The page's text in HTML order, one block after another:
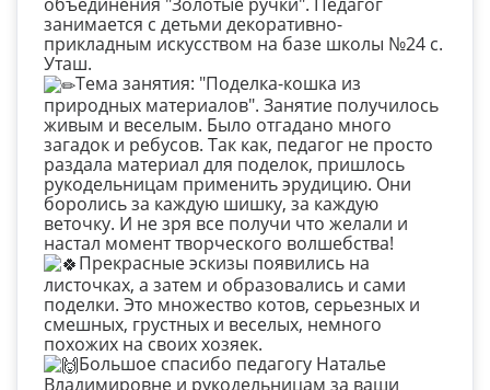
занимается с детьми декоративно-
прикладным искусством на базе школы №24 с.
Уташ.
Тема занятия: "Поделка-кошка из
природных материалов". Занятие получилось
живым и веселым. Было отгадано много
загадок и ребусов. Так как, педагог не просто
раздала материал для поделок, пришлось
рукодельницам применить эрудицию. Они
боролись за каждую шишку, за каждую
веточку. И не зря все получи что желали и
настал момент творческого волшебства!
Прекрасные эскизы появились на
листочках, а затем и образовались и сами
поделки. Это множество котов, серьезных и
смешных, грустных и веселых, немного
похожих на своих хозяек.
Большое спасибо педагогу Наталье
Владимировне и рукодельницам за ваши